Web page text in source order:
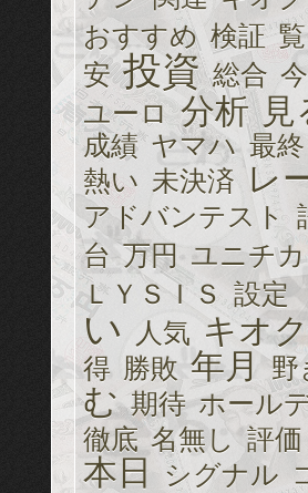
おすすめ 検証
安 投資 総合
ユーロ 分析 見
成績 ヤマハ 最終
熱い 未決済 レ
アドバンテスト
台 万円 ユニチカ
ＬＹＳＩＳ 設定
い 人気 キオ
得 勝敗 年月 野
む 期待 ホール
徹底 名無し 評価
本日 シグナル